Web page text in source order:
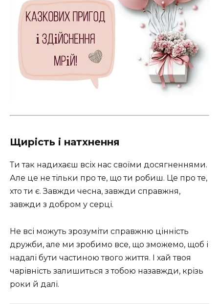
Щирість і натхнення
Ти так надихаєш всіх нас своїми досягненнями.
Але це не тільки про те, що ти робиш. Це про те,
хто ти є. Завжди чесна, завжди справжня,
завжди з добром у серці.
Не всі можуть зрозуміти справжню цінність
дружби, але ми зробимо все, що зможемо, щоб і
надалі бути частиною твого життя. І хай твоя
чарівність залишиться з тобою назавжди, крізь
роки й далі.